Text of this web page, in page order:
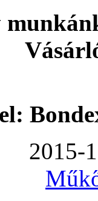
2015-